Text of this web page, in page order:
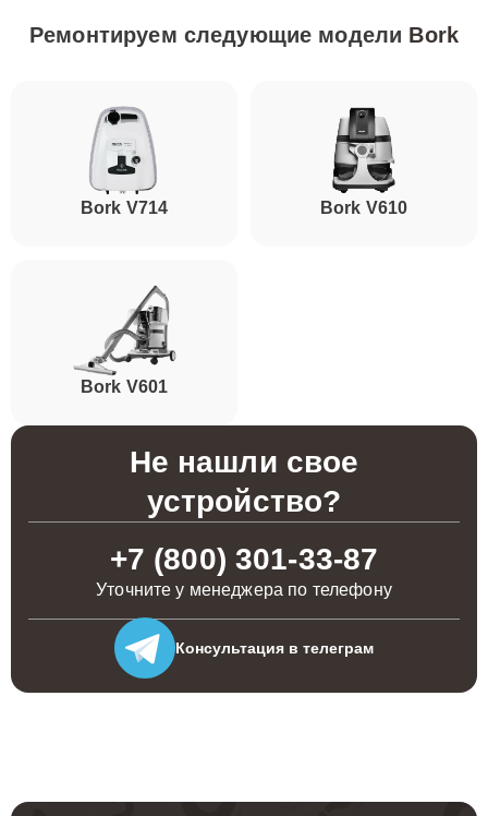
Ремонтируем следующие модели Bork
Bork V714 Bork V610
Bork V601
Не нашли свое
устройство?
+7 (800) 301-33-87
Уточните у менеджера по телефону
Консультация в телеграм